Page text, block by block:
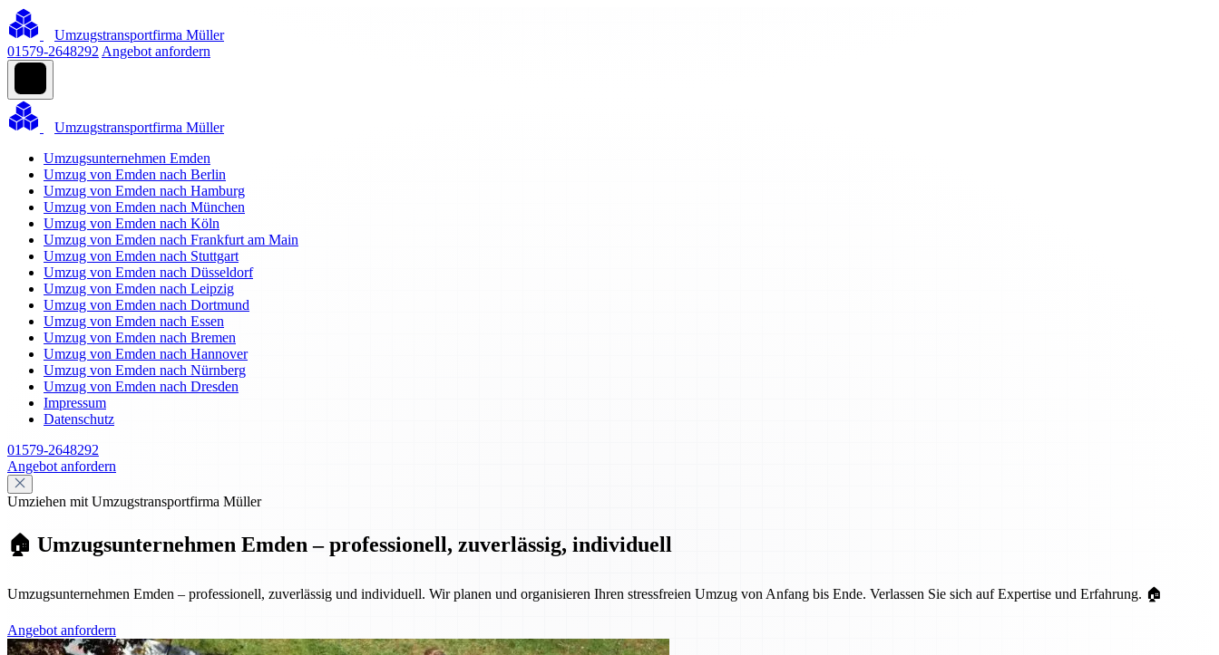
Umzugstransportfirma Müller
01579-2648292 Angebot anfordern
Umzugstransportfirma Müller
Umzugsunternehmen Emden
Umzug von Emden nach Berlin
Umzug von Emden nach Hamburg
Umzug von Emden nach München
Umzug von Emden nach Köln
Umzug von Emden nach Frankfurt am Main
Umzug von Emden nach Stuttgart
Umzug von Emden nach Düsseldorf
Umzug von Emden nach Leipzig
Umzug von Emden nach Dortmund
Umzug von Emden nach Essen
Umzug von Emden nach Bremen
Umzug von Emden nach Hannover
Umzug von Emden nach Nürnberg
Umzug von Emden nach Dresden
Impressum
Datenschutz
01579-2648292
Angebot anfordern
Umziehen mit Umzugstransportfirma Müller
🏠 Umzugsunternehmen Emden – professionell, zuverlässig, individuell
Umzugsunternehmen Emden – professionell, zuverlässig und individuell. Wir planen und organisieren Ihren stressfreien Umzug von Anfang bis Ende. Verlassen Sie sich auf Expertise und Erfahrung. 🏠
Angebot anfordern